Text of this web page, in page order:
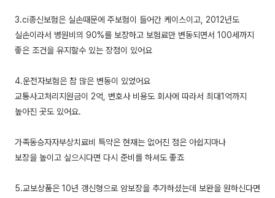
3.ci종신보험은 실손때문에 주보험이 들어간 케이스이고, 2012년도
실손이라서 병원비의 90%를 보장하고 보험료만 변동되면서 100세까지
좋은 조건을 유지할수 있는 장점이 있어요
4.운전자보험은 참 많은 변동이 있었어요
교통사고처리지원금이 2억, 변호사 비용도 회사에 따라서 최대1억까지
높아진 곳도 있어요.
가족동승자자부상치료비 특약은 현재는 없어진 점은 아쉽지마나
보장을 높이고 싶으시다면 다시 준비를 하셔도 좋죠
5.교보상품은 10년 갱신형으로 암보장을 추가하셨는데 보완을 원하신다면